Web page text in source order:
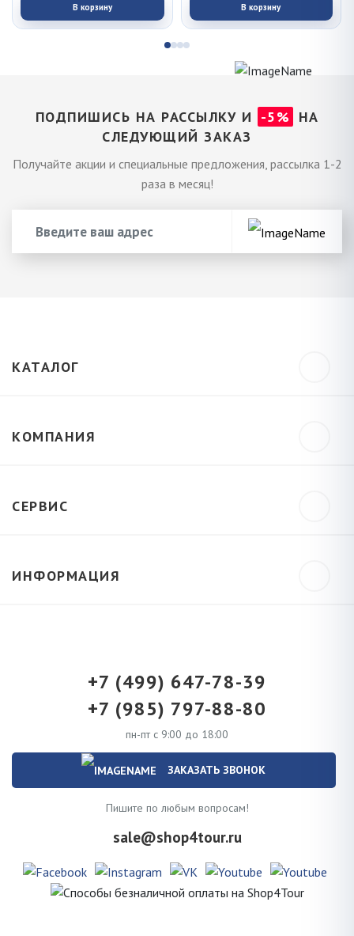
В корзину В корзину
ПОДПИШИСЬ НА РАССЫЛКУ И -5%
НА
СЛЕДУЮЩИЙ ЗАКАЗ
Получайте акции и специальные предложения, рассылка 1-2
раза в месяц!
КАТАЛОГ
КОМПАНИЯ
СЕРВИС
ИНФОРМАЦИЯ
+7 (499) 647-78-39
+7 (985) 797-88-80
пн-пт с 9:00 до 18:00
ЗАКАЗАТЬ ЗВОНОК
Пишите по любым вопросам!
sale@shop4tour.ru